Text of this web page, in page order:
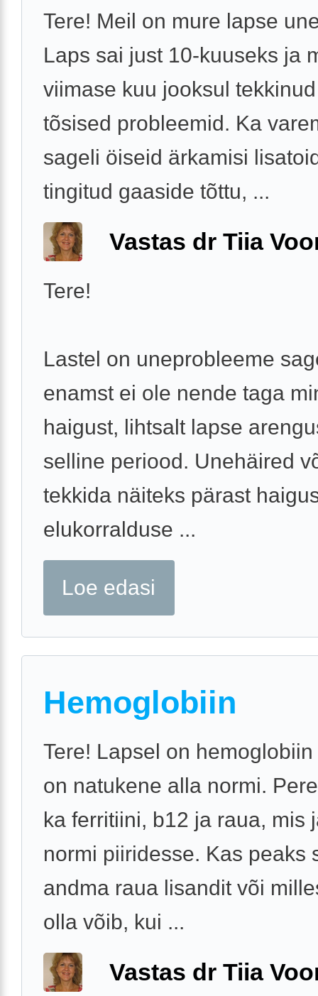
Tere! Meil on mure lapse
Laps sai just 10-kuuseks ja
viimase kuu jooksul
tõsised probleemid. Ka
sageli öiseid ärkamisi
tingitud gaaside tõttu, ...
Vastas dr Tiia
Tere!
Lastel on uneprobleeme
enamst ei ole nende taga
haigust, lihtsalt lapse
selline periood. Unehäired
tekkida näiteks pärast
elukorralduse ...
Loe edasi
Hemoglobiin
Tere! Lapsel on
on natukene alla normi.
ka ferritiini, b12 ja raua, mis
normi piiridesse. Kas peaks
andma raua lisandit või
olla võib, kui ...
Vastas dr Tiia